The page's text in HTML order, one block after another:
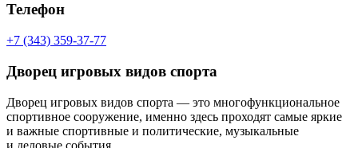
Телефон
+7 (343) 359-37-77
Дворец игровых видов спорта
Дворец игровых видов спорта — это многофункциональное
спортивное сооружение, именно здесь проходят самые яркие
и важные спортивные и политические, музыкальные
и деловые события.